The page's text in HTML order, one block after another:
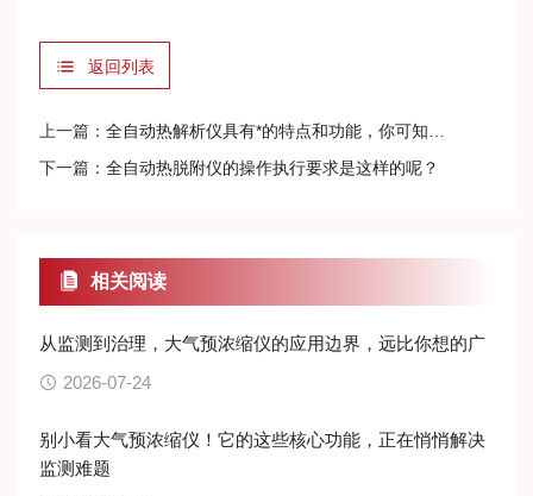
返回列表
上一篇：全自动热解析仪具有*的特点和功能，你可知道！
下一篇：全自动热脱附仪的操作执行要求是这样的呢？
相关阅读
从监测到治理，大气预浓缩仪的应用边界，远比你想的广
2026-07-24
别小看大气预浓缩仪！它的这些核心功能，正在悄悄解决
监测难题